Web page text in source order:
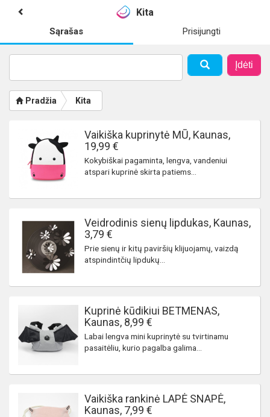
Kita
Sąrašas Prisijungti
Įdėti
Pradžia Kita
Vaikiška kuprinytė MŪ, Kaunas,
19,99 €
Kokybiškai pagaminta, lengva, vandeniui
atspari kuprinė skirta patiems...
Veidrodinis sienų lipdukas, Kaunas,
3,79 €
Prie sienų ir kitų paviršių klijuojamų, vaizdą
atspindintčių lipdukų...
Kuprinė kūdikiui BETMENAS,
Kaunas, 8,99 €
Labai lengva mini kuprinytė su tvirtinamu
pasaitėliu, kurio pagalba galima...
Vaikiška rankinė LAPĖ SNAPĖ,
Kaunas, 7,99 €